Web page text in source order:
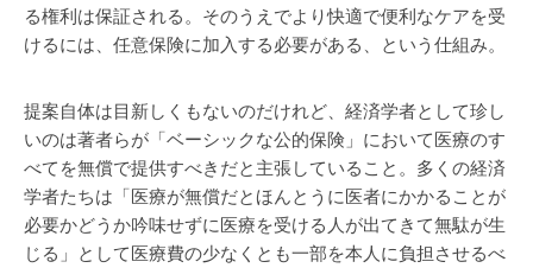
る権利は保証される。そのうえでより快適で便利なケアを受
けるには、任意保険に加入する必要がある、という仕組み。
提案自体は目新しくもないのだけれど、経済学者として珍し
いのは著者らが「ベーシックな公的保険」において医療のす
べてを無償で提供すべきだと主張していること。多くの経済
学者たちは「医療が無償だとほんとうに医者にかかることが
必要かどうか吟味せずに医療を受ける人が出てきて無駄が生
じる」として医療費の少なくとも一部を本人に負担させるべ